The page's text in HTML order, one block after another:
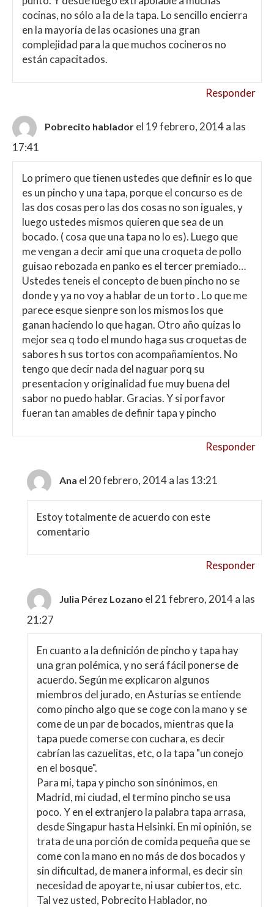
cocinas, no sólo a la de la tapa. Lo sencillo encierra
en la mayoría de las ocasiones una gran
complejidad para la que muchos cocineros no
están capacitados.
Responder
Pobrecito hablador el 19 febrero, 2014 a las
17:41
Lo primero que tienen ustedes que definir es lo que
es un pincho y una tapa, porque el concurso es de
las dos cosas pero las dos cosas no son iguales, y
luego ustedes mismos quieren que sea de un
bocado. ( cosa que una tapa no lo es). Luego que
me vengan a decir ami que una croqueta de pollo
guisao rebozada en panko es el tercer premiado…
Ustedes teneis el concepto de buen pincho no se
donde y ya no voy a hablar de un torto . Lo que me
parece esque sienpre son los mismos los que
ganan haciendo lo que hagan. Otro año quizas lo
mejor sea q todo el mundo haga sus croquetas de
sabores h sus tortos con acompañamientos. No
tengo que decir nada del naguar porq su
presentacion y originalidad fue muy buena del
sabor no puedo hablar. Gracias. Y si porfavor
fueran tan amables de definir tapa y pincho
Responder
Ana el 20 febrero, 2014 a las 13:21
Estoy totalmente de acuerdo con este
comentario
Responder
Julia Pérez Lozano el 21 febrero, 2014 a las
21:27
En cuanto a la definición de pincho y tapa hay
una gran polémica, y no será fácil ponerse de
acuerdo. Según me explicaron algunos
miembros del jurado, en Asturias se entiende
como pincho algo que se coge con la mano y se
come de un par de bocados, mientras que la
tapa puede comerse con cuchara, es decir
cabrían las cazuelitas, etc, o la tapa "un conejo
en el bosque".
Para mi, tapa y pincho son sinónimos, en
Madrid, mi ciudad, el termino pincho se usa
poco. Y en el extranjero la palabra tapa arrasa,
desde Singapur hasta Helsinki. En mi opinión, se
trata de una porción de comida pequeña que se
come con la mano en no más de dos bocados y
sin dificultad, de manera informal, es decir sin
necesidad de apoyarte, ni usar cubiertos, etc.
Tal vez usted, Pobrecito Hablador, no